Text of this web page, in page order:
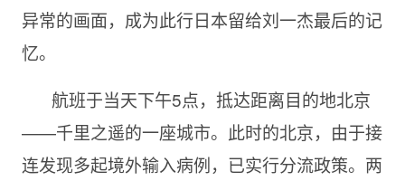
异常的画面，成为此行日本留给刘一杰最后的记
忆。
航班于当天下午5点，抵达距离目的地北京
——千里之遥的一座城市。此时的北京，由于接
连发现多起境外输入病例，已实行分流政策。两